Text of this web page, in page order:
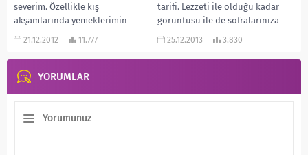
severim. Özellikle kış
akşamlarında yemeklerimin
yanına yapmaya çalışırım.
21.12.2012 11.777
tarifi. Lezzeti ile olduğu kadar
görüntüsü ile de sofralarınıza
renk katacak…...
25.12.2013 3.830
YORUMLAR